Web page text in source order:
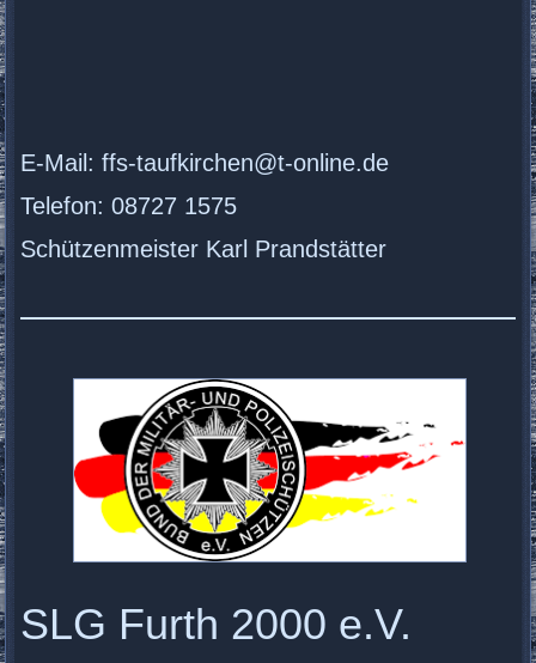
E-Mail: ffs-taufkirchen@t-online.de
Telefon: 08727 1575
Schützenmeister Karl Prandstätter
SLG Furth 2000 e.V.